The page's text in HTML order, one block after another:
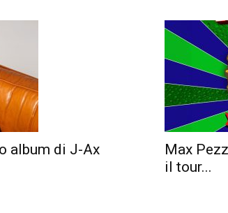
album di J-Ax
Max
il tour...